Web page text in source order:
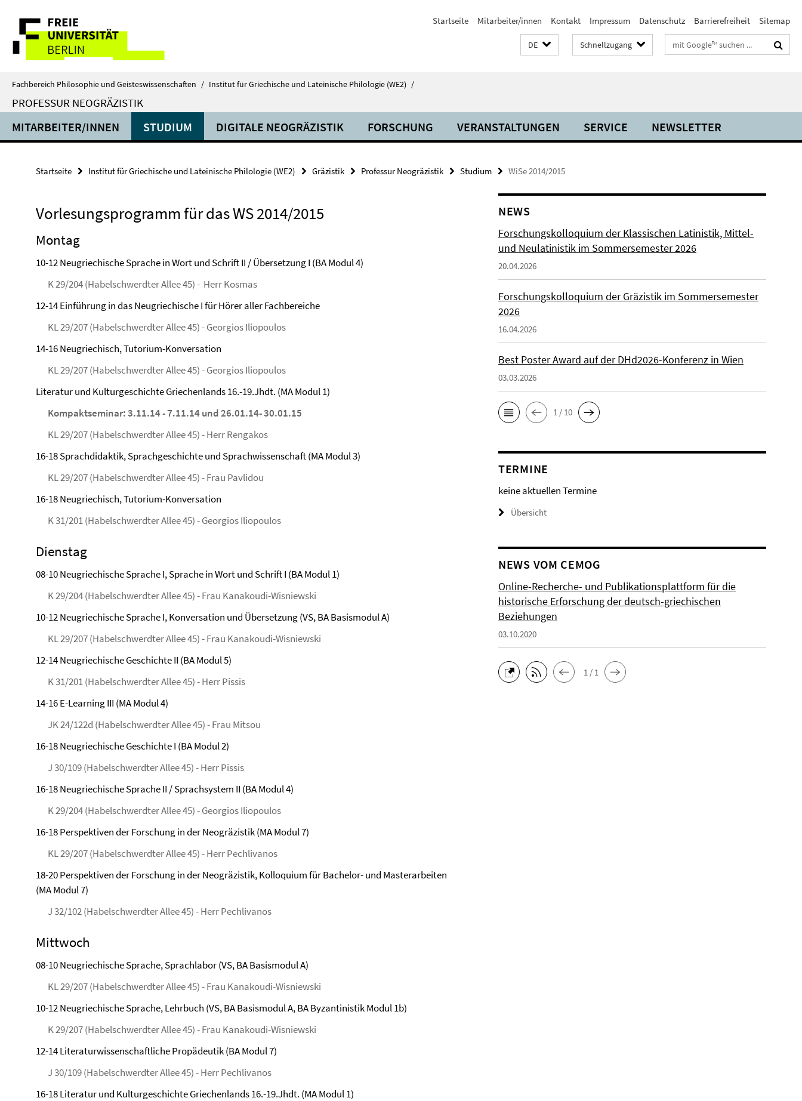
direkt
Inhalt
Service-
Navigation
Startseite Mitarbeiter/innen Kontakt Impressum Datenschutz Barrierefreiheit Sitemap
DE Schnellzugang Suchbegriffe
Fachbereich Philosophie und Geisteswissenschaften / Institut für Griechische und Lateinische Philologie (WE2) /
PROFESSUR NEOGRÄZISTIK
MITARBEITER/INNEN STUDIUM DIGITALE NEOGRÄZISTIK FORSCHUNG VERANSTALTUNGEN SERVICE NEWSLETTER
Startseite Institut für Griechische und Lateinische Philologie (WE2) Gräzistik Professur Neogräzistik Studium WiSe 2014/2015
Vorlesungsprogramm für das WS 2014/2015
Montag
10-12 Neugriechische Sprache in Wort und Schrift II / Übersetzung I (BA Modul 4)
K 29/204 (Habelschwerdter Allee 45) - Herr Kosmas
12-14 Einführung in das Neugriechische I für Hörer aller Fachbereiche
KL 29/207 (Habelschwerdter Allee 45) - Georgios Iliopoulos
14-16 Neugriechisch, Tutorium-Konversation
KL 29/207 (Habelschwerdter Allee 45) - Georgios Iliopoulos
Literatur und Kulturgeschichte Griechenlands 16.-19.Jhdt. (MA Modul 1)
Kompaktseminar: 3.11.14 - 7.11.14 und 26.01.14- 30.01.15
KL 29/207 (Habelschwerdter Allee 45) - Herr Rengakos
16-18 Sprachdidaktik, Sprachgeschichte und Sprachwissenschaft (MA Modul 3)
KL 29/207 (Habelschwerdter Allee 45) - Frau Pavlidou
16-18 Neugriechisch, Tutorium-Konversation
K 31/201 (Habelschwerdter Allee 45) - Georgios Iliopoulos
Dienstag
08-10 Neugriechische Sprache I, Sprache in Wort und Schrift I (BA Modul 1)
K 29/204 (Habelschwerdter Allee 45) - Frau Kanakoudi-Wisniewski
10-12 Neugriechische Sprache I, Konversation und Übersetzung (VS, BA Basismodul A)
KL 29/207 (Habelschwerdter Allee 45) - Frau Kanakoudi-Wisniewski
12-14 Neugriechische Geschichte II (BA Modul 5)
K 31/201 (Habelschwerdter Allee 45) - Herr Pissis
14-16 E-Learning III (MA Modul 4)
JK 24/122d (Habelschwerdter Allee 45) - Frau Mitsou
16-18 Neugriechische Geschichte I (BA Modul 2)
J 30/109 (Habelschwerdter Allee 45) - Herr Pissis
16-18 Neugriechische Sprache II / Sprachsystem II (BA Modul 4)
K 29/204 (Habelschwerdter Allee 45) - Georgios Iliopoulos
16-18 Perspektiven der Forschung in der Neogräzistik (MA Modul 7)
KL 29/207 (Habelschwerdter Allee 45) - Herr Pechlivanos
18-20 Perspektiven der Forschung in der Neogräzistik, Kolloquium für Bachelor- und Masterarbeiten
(MA Modul 7)
J 32/102 (Habelschwerdter Allee 45) - Herr Pechlivanos
Mittwoch
08-10 Neugriechische Sprache, Sprachlabor (VS, BA Basismodul A)
KL 29/207 (Habelschwerdter Allee 45) - Frau Kanakoudi-Wisniewski
10-12 Neugriechische Sprache, Lehrbuch (VS, BA Basismodul A, BA Byzantinistik Modul 1b)
K 29/207 (Habelschwerdter Allee 45) - Frau Kanakoudi-Wisniewski
12-14 Literaturwissenschaftliche Propädeutik (BA Modul 7)
J 30/109 (Habelschwerdter Allee 45) - Herr Pechlivanos
16-18 Literatur und Kulturgeschichte Griechenlands 16.-19.Jhdt. (MA Modul 1)
NEWS
Forschungskolloquium der Klassischen Latinistik, Mittel-
und Neulatinistik im Sommersemester 2026
20.04.2026
Forschungskolloquium der Gräzistik im Sommersemester
2026
16.04.2026
Best Poster Award auf der DHd2026-Konferenz in Wien
03.03.2026
1 / 10
TERMINE
keine aktuellen Termine
Übersicht
NEWS VOM CEMOG
Online-Recherche- und Publikationsplattform für die
historische Erforschung der deutsch-griechischen
Beziehungen
03.10.2020
1 / 1